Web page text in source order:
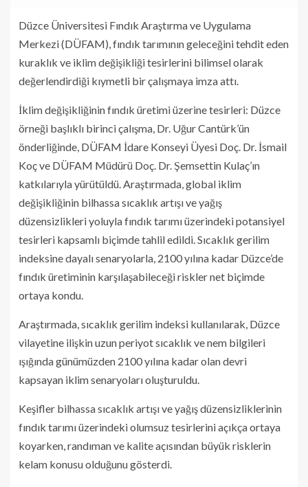
Düzce Üniversitesi Fındık Araştırma ve Uygulama
Merkezi (DÜFAM), fındık tarımının geleceğini tehdit eden
kuraklık ve iklim değişikliği tesirlerini bilimsel olarak
değerlendirdiği kıymetli bir çalışmaya imza attı.
İklim değişikliğinin fındık üretimi üzerine tesirleri: Düzce
örneği başlıklı birinci çalışma, Dr. Uğur Cantürk’ün
önderliğinde, DÜFAM İdare Konseyi Üyesi Doç. Dr. İsmail
Koç ve DÜFAM Müdürü Doç. Dr. Şemsettin Kulaç’ın
katkılarıyla yürütüldü. Araştırmada, global iklim
değişikliğinin bilhassa sıcaklık artışı ve yağış
düzensizlikleri yoluyla fındık tarımı üzerindeki potansiyel
tesirleri kapsamlı biçimde tahlil edildi. Sıcaklık gerilim
indeksine dayalı senaryolarla, 2100 yılına kadar Düzce’de
fındık üretiminin karşılaşabileceği riskler net biçimde
ortaya kondu.
Araştırmada, sıcaklık gerilim indeksi kullanılarak, Düzce
vilayetine ilişkin uzun periyot sıcaklık ve nem bilgileri
ışığında günümüzden 2100 yılına kadar olan devri
kapsayan iklim senaryoları oluşturuldu.
Keşifler bilhassa sıcaklık artışı ve yağış düzensizliklerinin
fındık tarımı üzerindeki olumsuz tesirlerini açıkça ortaya
koyarken, randıman ve kalite açısından büyük risklerin
kelam konusu olduğunu gösterdi.